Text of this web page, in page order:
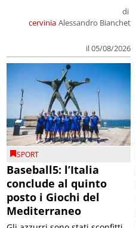
cervinia
di
Alessandro Bianchet
il 05/08/2026
SPORT
Baseball5: l’Italia
conclude al quinto
posto i Giochi del
Mediterraneo